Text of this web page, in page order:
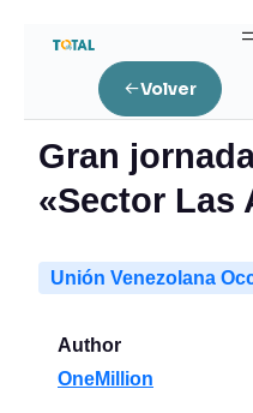
Volver
Home
Unión
Gran jornada
Gran
«Sector Las
Unión Venezolana
Author
OneMillion